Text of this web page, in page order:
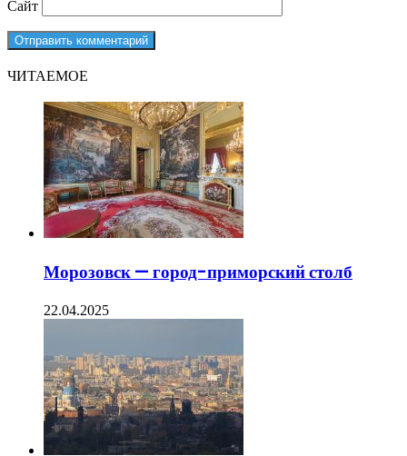
Сайт
ЧИТАЕМОЕ
Морозовск — город-приморский столб
22.04.2025